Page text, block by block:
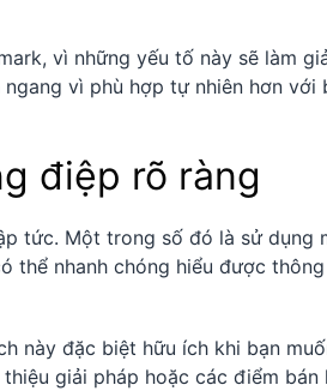
vì những yếu tố này sẽ làm
vì phù hợp tự nhiên hơn với
điệp rõ ràng
tức. Một trong số đó là sử dụng
thể nhanh chóng hiểu được
này đặc biệt hữu ích khi bạn
giải pháp hoặc các điểm bán